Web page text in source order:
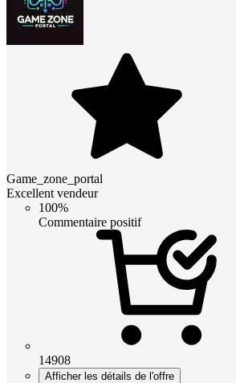
Game_zone_portal
Excellent vendeur
100%
Commentaire positif
14908
Afficher les détails de l'offre